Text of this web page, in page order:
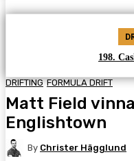
198.
DRIFTING FORMULA DRIFT
Matt Field
Englishtown
By Christer Hägglund